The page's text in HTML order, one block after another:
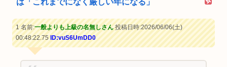
1 名前:一般よりも上級の名無しさん投稿日時:2026/06/06(土)
00:48:22.75ID:vuS6UmDD0